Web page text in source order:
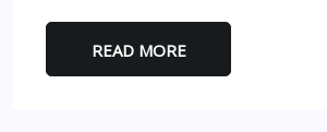
READ MORE